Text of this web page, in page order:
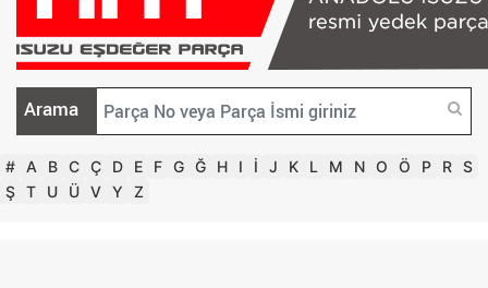
Arama
# A B C Ç D E F G Ğ H I İ J K L M N O Ö P R S
Ş T U Ü V Y Z